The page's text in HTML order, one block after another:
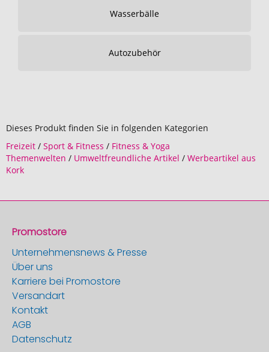
Wasserbälle
Autozubehör
Dieses Produkt finden Sie in folgenden Kategorien
Freizeit / Sport & Fitness / Fitness & Yoga
Themenwelten / Umweltfreundliche Artikel / Werbeartikel aus
Kork
Promostore
Unternehmensnews & Presse
Über uns
Karriere bei Promostore
Versandart
Kontakt
AGB
Datenschutz